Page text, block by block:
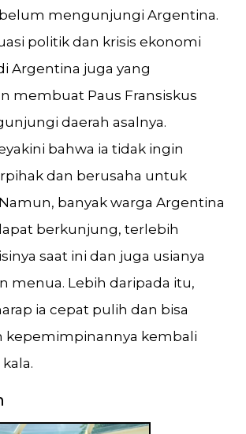
belum mengunjungi Argentina.
politik dan krisis ekonomi
Argentina juga yang
membuat Paus Fransiskus
daerah asalnya.
bahwa ia tidak ingin
dan berusaha untuk
banyak warga Argentina
berkunjung, terlebih
saat ini dan juga usianya
menua. Lebih daripada itu,
ia cepat pulih dan bisa
kepemimpinannya kembali